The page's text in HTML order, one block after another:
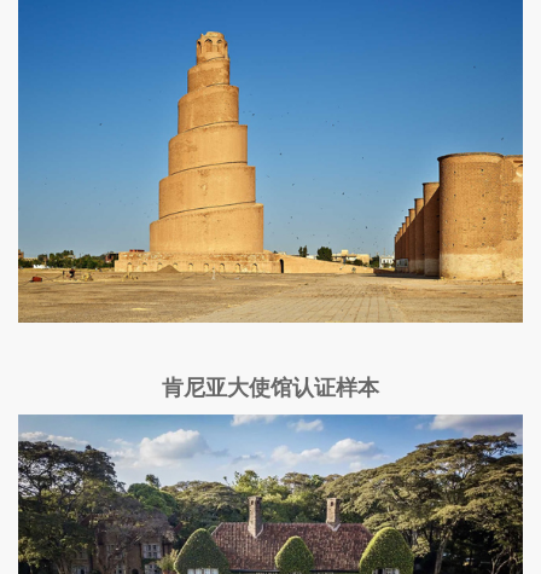
肯尼亚大使馆认证样本